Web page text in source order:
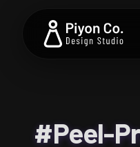
#Peel-